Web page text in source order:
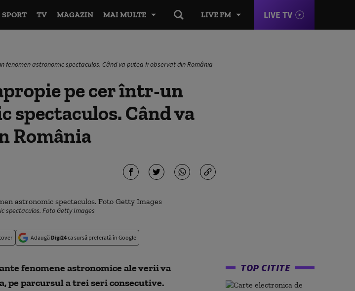
LIVE FM LIVE TV
SPORT TV MAGAZIN MAI MULTE
fenomen astronomic spectaculos. Când va putea fi observat din România
pe cer într-un
spectaculos. Când va
România
spectaculos. Foto Getty Images
Adaugă Digi24ca sursă preferată în Google
fenomene astronomice ale verii va
pe parcursul a trei seri consecutive.
TOP CITITE